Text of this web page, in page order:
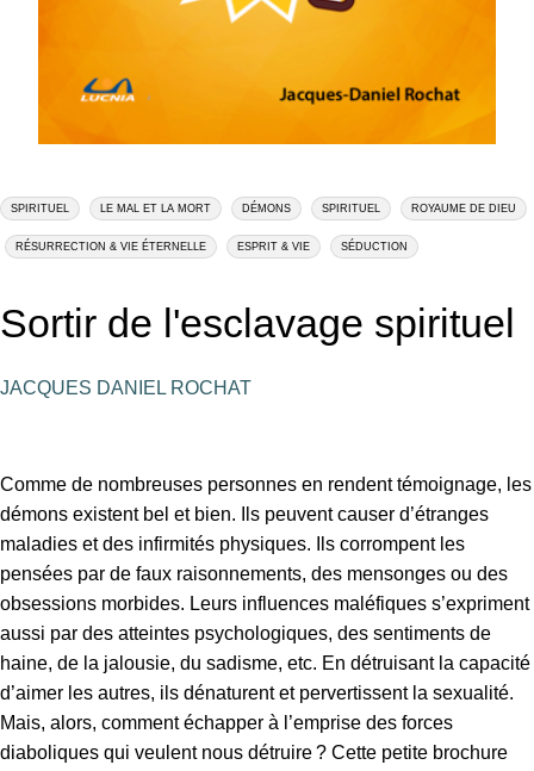
SPIRITUEL LE MAL ET LA MORT DÉMONS SPIRITUEL ROYAUME DE DIEU
RÉSURRECTION & VIE ÉTERNELLE ESPRIT & VIE SÉDUCTION
Sortir de l'esclavage spirituel
JACQUES DANIEL ROCHAT
Comme de nombreuses personnes en rendent témoignage, les
démons existent bel et bien. Ils peuvent causer d’étranges
maladies et des infirmités physiques. Ils corrompent les
pensées par de faux raisonnements, des mensonges ou des
obsessions morbides. Leurs influences maléfiques s’expriment
aussi par des atteintes psychologiques, des sentiments de
haine, de la jalousie, du sadisme, etc. En détruisant la capacité
d’aimer les autres, ils dénaturent et pervertissent la sexualité.
Mais, alors, comment échapper à l’emprise des forces
diaboliques qui veulent nous détruire ? Cette petite brochure